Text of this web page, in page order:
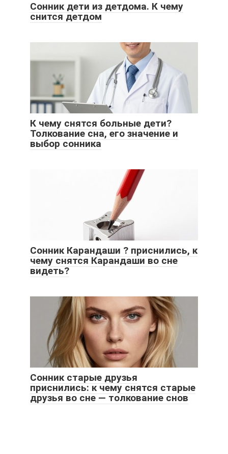
Сонник дети из детдома. К чему
снится детдом
К чему снятся больные дети?
Толкование сна, его значение и
выбор сонника
Сонник Карандаши ? приснились, к
чему снятся Карандаши во сне
видеть?
Сонник старые друзья
приснились: к чему снятся старые
друзья во сне — толкование снов